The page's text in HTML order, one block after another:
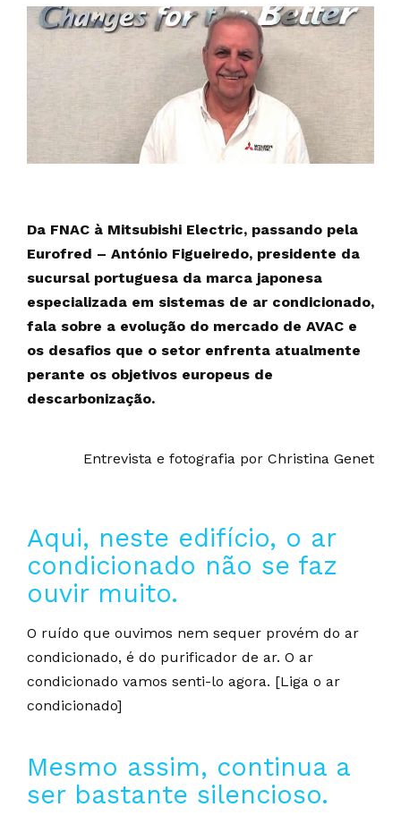
Da FNAC à Mitsubishi Electric, passando pela
Eurofred – António Figueiredo, presidente da
sucursal portuguesa da marca japonesa
especializada em sistemas de ar condicionado,
fala sobre a evolução do mercado de AVAC e
os desafios que o setor enfrenta atualmente
perante os objetivos europeus de
descarbonização.
Entrevista e fotografia por Christina Genet
Aqui, neste edifício, o ar
condicionado não se faz
ouvir muito.
O ruído que ouvimos nem sequer provém do ar
condicionado, é do purificador de ar. O ar
condicionado vamos senti-lo agora. [Liga o ar
condicionado]
Mesmo assim, continua a
ser bastante silencioso.